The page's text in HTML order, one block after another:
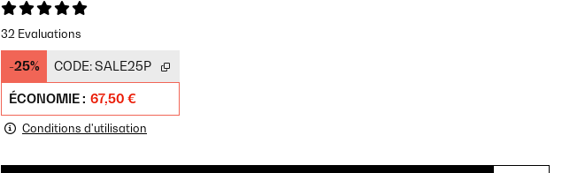
32 Evaluations
-25% CODE:SALE25P
ÉCONOMIE : 67,50 €
Conditions d'utilisation